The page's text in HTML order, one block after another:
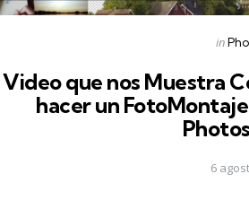
in
Video que nos Muestra
hacer un
6